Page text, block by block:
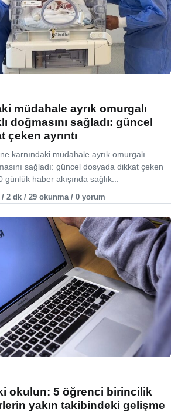
müdahale ayrık omurgalı
doğmasını sağladı: güncel
ayrıntı
karnındaki müdahale ayrık omurgalı
sağladı: güncel dosyada dikkat çeken
günlük haber akışında sağlık...
2 dk / 29 okunma / 0 yorum
okulun: 5 öğrenci birincilik
yakın takibindeki gelişme